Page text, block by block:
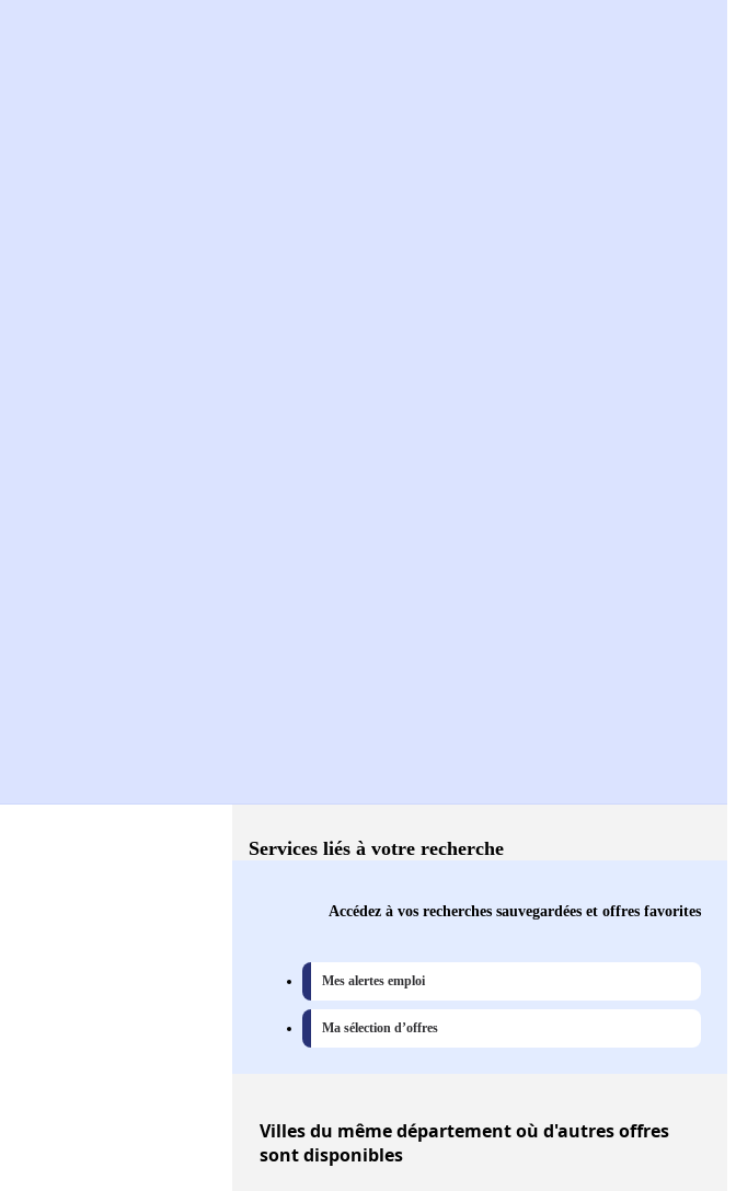
Services liés à votre recherche
Accédez à vos recherches sauvegardées et offres favorites
Mes alertes emploi
Ma sélection d’offres
Villesdu même département où d'autres offres
sont disponibles